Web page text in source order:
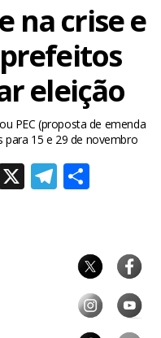
na crise e
eleição
PEC (proposta de emenda
para 15 e 29 de novembro
Twitter
X